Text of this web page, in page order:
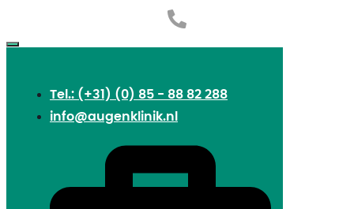
Tel.: (+31) (0) 85 - 88 82 288
info@augenklinik.nl